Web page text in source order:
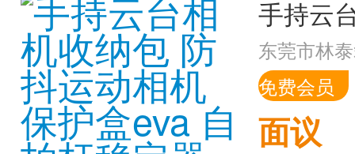
东莞市林
免费会员
面议